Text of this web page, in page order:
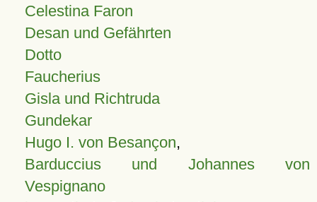
Celestina Faron
Desan und Gefährten
Dotto
Faucherius
Gisla und Richtruda
Gundekar
Hugo I. von Besançon,
Barduccius und Johannes von
Vespignano